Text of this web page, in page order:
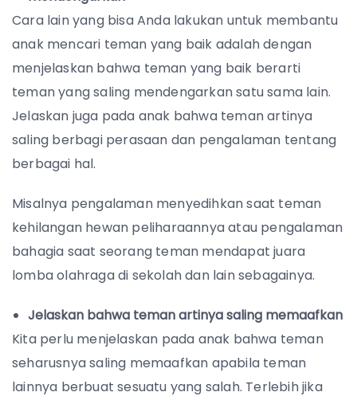
Cara lain yang bisa Anda lakukan untuk membantu
anak mencari teman yang baik adalah dengan
menjelaskan bahwa teman yang baik berarti
teman yang saling mendengarkan satu sama lain.
Jelaskan juga pada anak bahwa teman artinya
saling berbagi perasaan dan pengalaman tentang
berbagai hal.
Misalnya pengalaman menyedihkan saat teman
kehilangan hewan peliharaannya atau pengalaman
bahagia saat seorang teman mendapat juara
lomba olahraga di sekolah dan lain sebagainya.
Jelaskan bahwa teman artinya saling memaafkan
Kita perlu menjelaskan pada anak bahwa teman
seharusnya saling memaafkan apabila teman
lainnya berbuat sesuatu yang salah. Terlebih jika